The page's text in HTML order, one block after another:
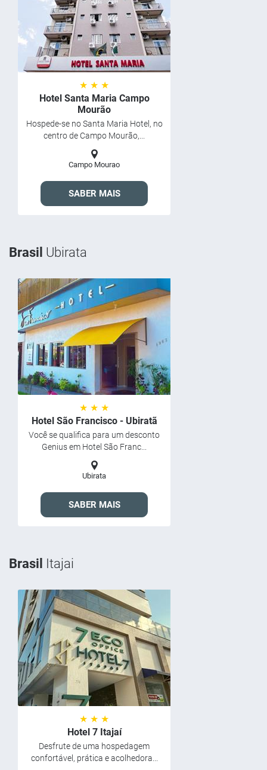
★ ★ ★
Hotel Santa Maria Campo
Mourão
Hospede-se no Santa Maria Hotel, no
centro de Campo Mourão,...
Campo Mourao
SABER MAIS
Brasil Ubirata
★ ★ ★
Hotel São Francisco - Ubiratã
Você se qualifica para um desconto
Genius em Hotel São Franc...
Ubirata
SABER MAIS
Brasil Itajai
★ ★ ★
Hotel 7 Itajaí
Desfrute de uma hospedagem
confortável, prática e acolhedora...